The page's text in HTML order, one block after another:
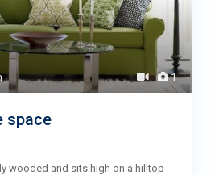
1
space
wooded and sits high on a hilltop